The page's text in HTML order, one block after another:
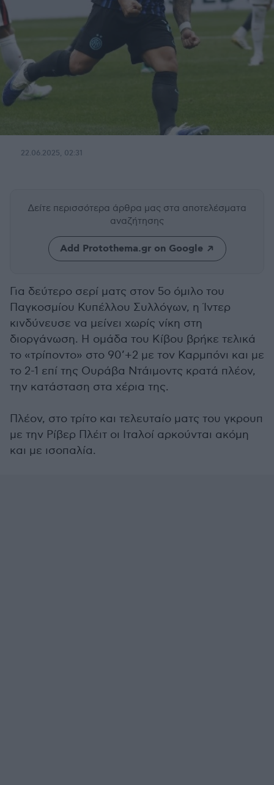
22.06.2025, 02:31
Δείτε περισσότερα άρθρα μας στα αποτελέσματα
αναζήτησης
Add Protothema.gr on Google
Για δεύτερο σερί ματς στον 5ο όμιλο του
Παγκοσμίου Κυπέλλου Συλλόγων, η Ίντερ
κινδύνευσε να μείνει χωρίς νίκη στη
διοργάνωση. Η ομάδα του Κίβου βρήκε τελικά
το «τρίποντο» στο 90’+2 με τον Καρμπόνι και με
το 2-1 επί της Ουράβα Ντάιμοντς κρατά πλέον,
την κατάσταση στα χέρια της.
Πλέον, στο τρίτο και τελευταίο ματς του γκρουπ
με την Ρίβερ Πλέιτ οι Ιταλοί αρκούνται ακόμη
και με ισοπαλία.